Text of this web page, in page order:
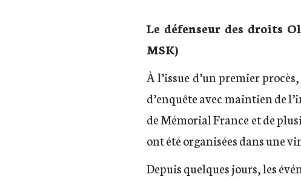
Le défenseur des droits
MSK)
À l’issue d’un premier
d’enquête avec maintien de
de Mémorial France et de
ont été organisées dans une
Depuis quelques jours, les